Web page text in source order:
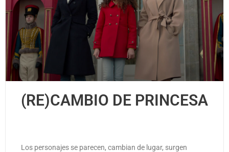
(RE)CAMBIO DE PRINCESA
Los personajes se parecen, cambian de lugar, surgen